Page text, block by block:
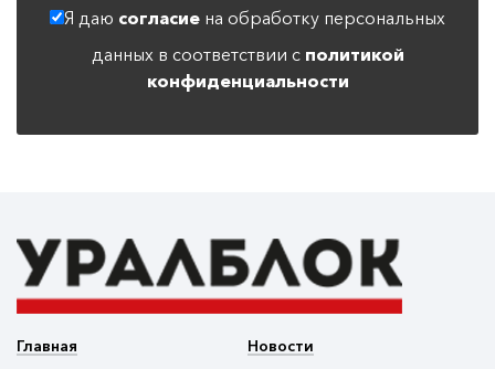
Я даю согласие на обработку персональных
данных в соответствии с политикой
конфиденциальности
Главная
Новости